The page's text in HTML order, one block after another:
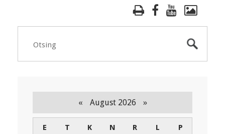
« August 2026 »
E T K N R L P